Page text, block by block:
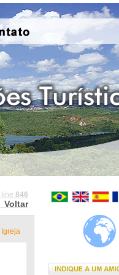
846
Voltar
Igreja